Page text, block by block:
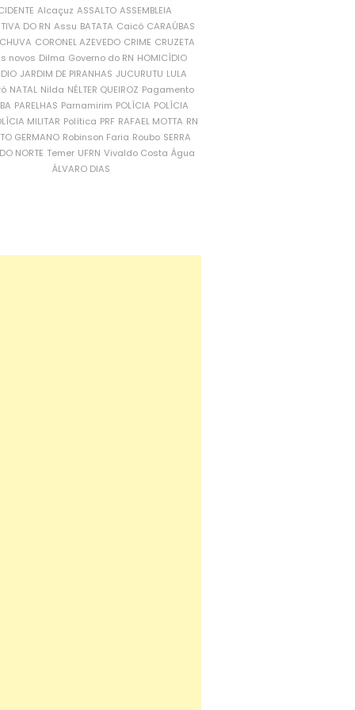
Alcaçuz ASSALTO ASSEMBLEIA
DO RN Assu BATATA Caicó CARAÚBAS
CORONEL AZEVEDO CRIME CRUZETA
novos Dilma Governo do RN HOMICÍDIO
JARDIM DE PIRANHAS JUCURUTU LULA
NATAL Nilda NÉLTER QUEIROZ Pagamento
PARELHAS Parnamirim POLÍCIA POLÍCIA
MILITAR Política PRF RAFAEL MOTTA RN
GERMANO Robinson Faria Roubo SERRA
NORTE Temer UFRN Vivaldo Costa Água
ÁLVARO DIAS